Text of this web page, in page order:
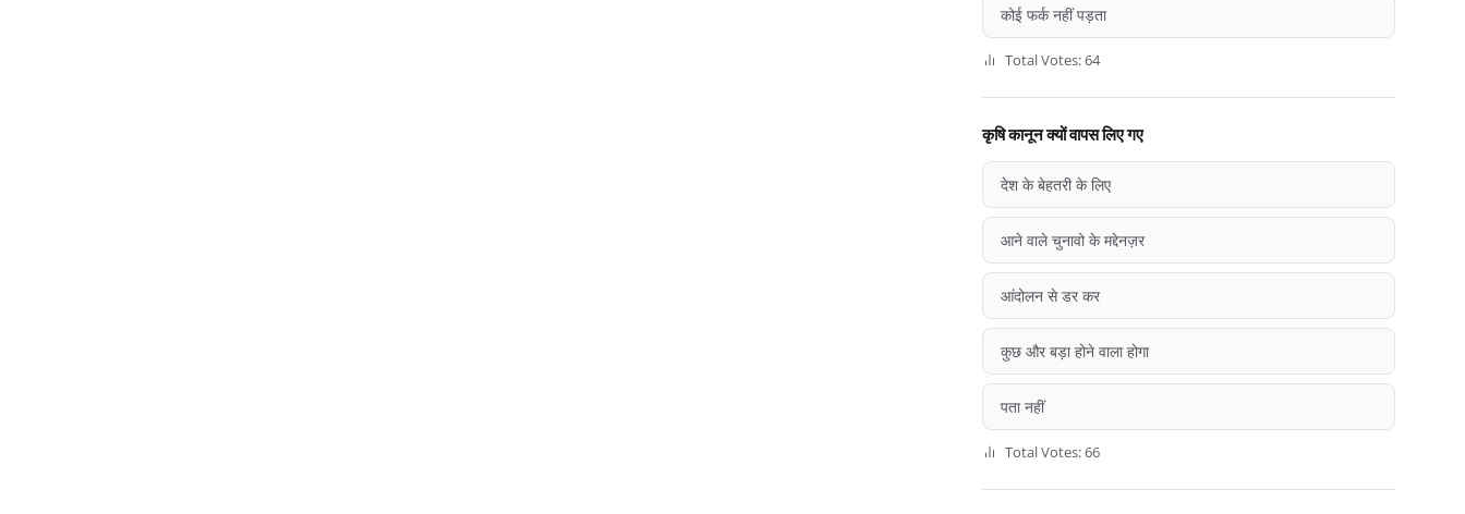
कोई फर्क नहीं पड़ता
Total Votes: 64
कृषि कानून क्यों वापस लिए गए
देश के बेहतरी के लिए
आने वाले चुनावो के मद्देनज़र
आंदोलन से डर कर
कुछ और बड़ा होने वाला होगा
पता नहीं
Total Votes: 66